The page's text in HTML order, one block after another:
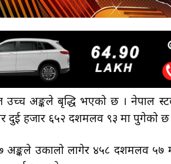
उच्च अङ्कले बृद्धि भएको छ । नेपाल
हजार ६५२ दशमलव ९३ मा पुगेको छ
अङ्कले उकालो लागेर ४५८ दशमलव ५७